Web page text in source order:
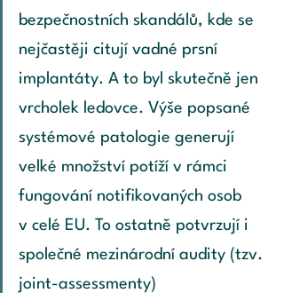
bezpečnostních skandálů, kde se
nejčastěji citují vadné prsní
implantáty. A to byl skutečně jen
vrcholek ledovce. Výše popsané
systémové patologie generují
velké množství potíží v rámci
fungování notifikovaných osob
v celé EU. To ostatně potvrzují i
společné mezinárodní audity (tzv.
joint-assessmenty)